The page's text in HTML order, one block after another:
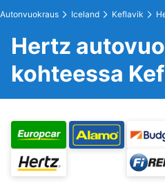
Autonvuokraus Iceland Keflavik
Hertz
kohteessa